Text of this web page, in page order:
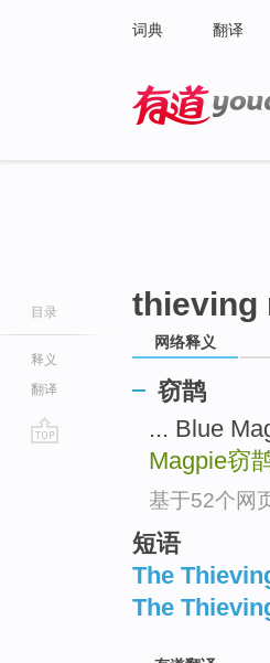
词典 翻译
目录
释义
翻译
thieving
网络释义
窃鹊
... Blue
Magpie窃
基于52个网
短语
The
The